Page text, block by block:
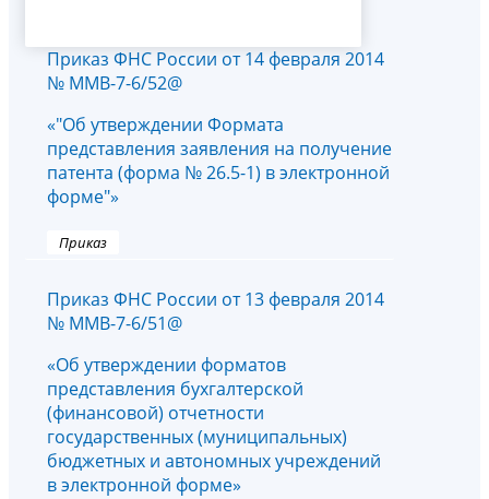
Приказ ФНС России от 14 февраля 2014
№ ММВ-7-6/52@
«"Об утверждении Формата
представления заявления на получение
патента (форма № 26.5-1) в электронной
форме"»
Приказ
Приказ ФНС России от 13 февраля 2014
№ ММВ-7-6/51@
«Об утверждении форматов
представления бухгалтерской
(финансовой) отчетности
государственных (муниципальных)
бюджетных и автономных учреждений
в электронной форме»